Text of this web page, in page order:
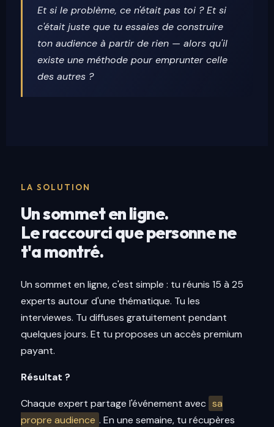
Et si le problème, ce n'était pas toi ? Et si
c'était juste que tu essaies de construire
ton audience à partir de rien — alors qu'il
existe une méthode pour emprunter celle
des autres ?
LA SOLUTION
Un sommet en ligne.
Le raccourci que personne ne
t'a montré.
Un sommet en ligne, c'est simple : tu réunis 15 à 25
experts autour d'une thématique. Tu les
interviewes. Tu diffuses gratuitement pendant
quelques jours. Et tu proposes un accès premium
payant.
Résultat ?
Chaque expert partage l'événement avec sa
propre audience . En une semaine, tu récupères